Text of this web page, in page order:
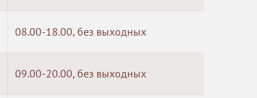
08.00-18.00, без выходных
09.00-20.00, без выходных